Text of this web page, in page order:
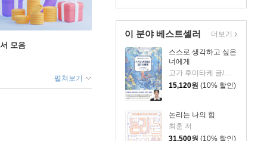
이 분야 베스트셀러
스스로 생각하고 싶은
너에게
15,120원 (10% 할인)
논리는 나의 힘
최훈 저
31,500원 (10% 할인)
더보기
모음
펼쳐보기